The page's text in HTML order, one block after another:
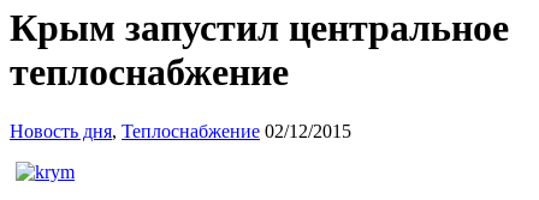
Крым запустил центральное
теплоснабжение
Новость дня, Теплоснабжение 02/12/2015